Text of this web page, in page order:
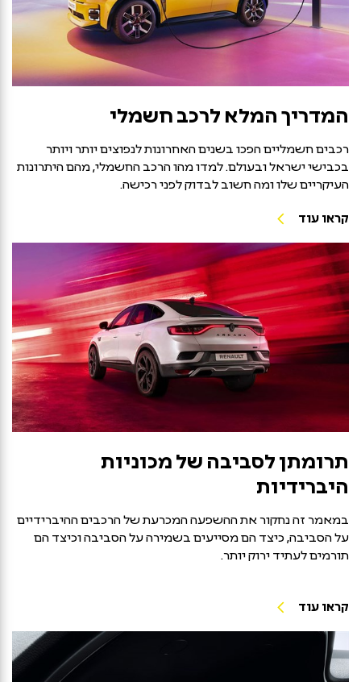
המדריך המלא לרכב חשמלי
רכבים חשמליים הפכו בשנים האחרונות לנפוצים יותר ויותר
בכבישי ישראל ובעולם. למדו מהו הרכב החשמלי, מהם היתרונות
העיקריים שלו ומה חשוב לבדוק לפני רכישה.
קראו עוד
תרומתן לסביבה של מכוניות
היברידיות
במאמר זה נחקור את ההשפעה המכרעת של הרכבים ההיברידיים
על הסביבה, כיצד הם מסייעים בשמירה על הסביבה וכיצד הם
תורמים לעתיד ירוק יותר.
קראו עוד